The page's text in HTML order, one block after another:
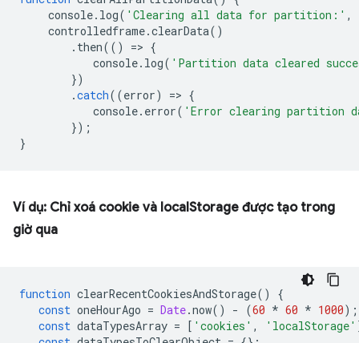
console. log( 'Clearing all data for partition:' ,
controlledframe.clearData()
. then(() => {
console. log( 'Partition data cleared
})
.catch((error) => {
console. error( 'Error clearing partition
});
}
Ví dụ: Chỉ xoá cookie và localStorage được tạo trong
giờ qua
function clearRecentCookiesAndStorage()
{
const oneHourAgo = Date.now() - (60 * 60 * 1000);
const dataTypesArray = [ 'cookies' , 'localStorage'